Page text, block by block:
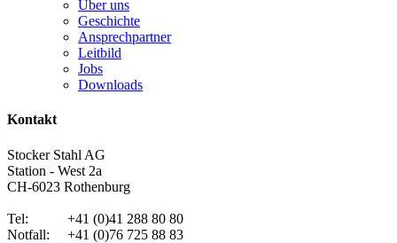
Über uns
Geschichte
Ansprechpartner
Leitbild
Jobs
Downloads
Kontakt
Stocker Stahl AG
Station - West 2a
CH-6023 Rothenburg
Tel: +41 (0)41 288 80 80
Notfall: +41 (0)76 725 88 83